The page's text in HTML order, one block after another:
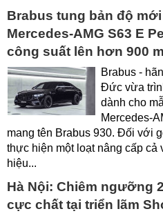
Brabus tung bản độ
Mercedes-AMG S63 E
công suất lên hơn 900
Brabus -
Đức vừa
dành cho
Mercedes-
mang tên Brabus 930. Đối với
thực hiện một loạt nâng cấp cả
hiệu...
Hà Nội: Chiêm ngưỡng
cực chất tại triển lãm